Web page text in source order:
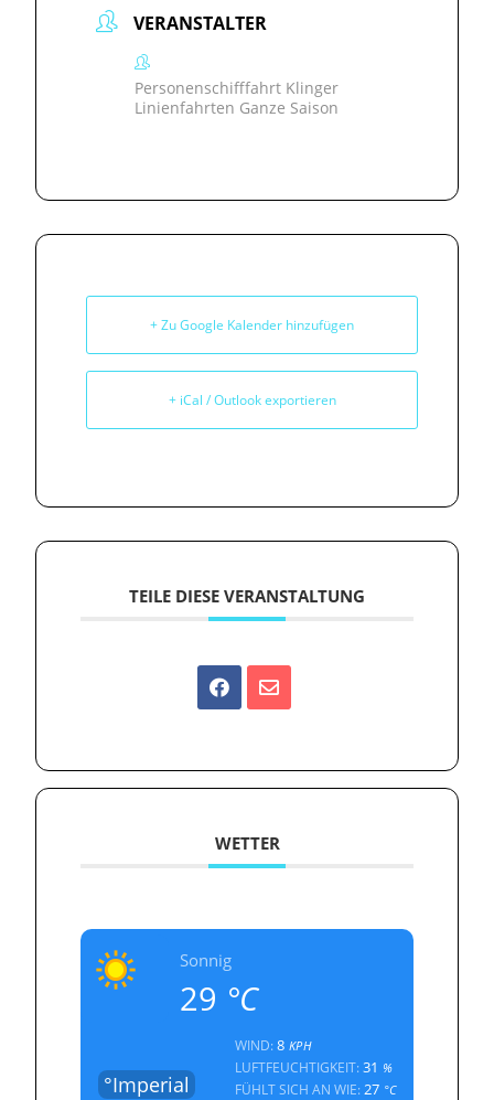
VERANSTALTER
Personenschifffahrt Klinger
Linienfahrten Ganze Saison
+ Zu Google Kalender hinzufügen
+ iCal / Outlook exportieren
TEILE DIESE VERANSTALTUNG
WETTER
Sonnig
29 °C
°Imperial
WIND:8 KPH
LUFTFEUCHTIGKEIT:31 %
FÜHLT SICH AN WIE:27 °C